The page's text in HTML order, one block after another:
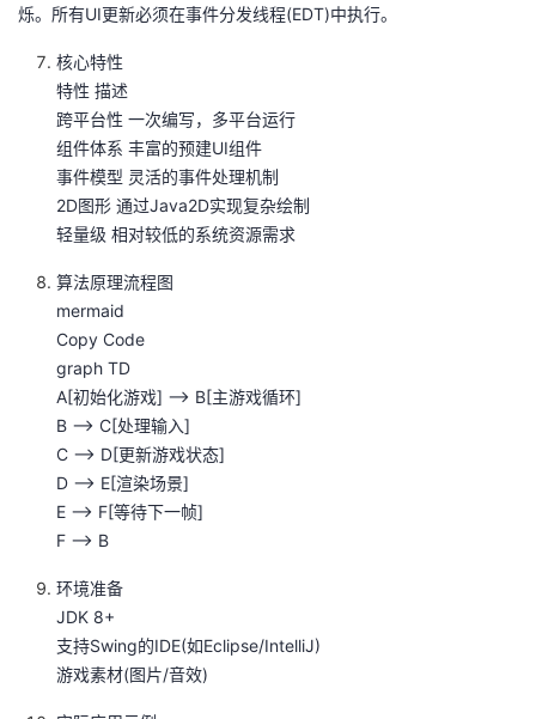
烁‌。所有UI更新必须在事件分发线程(EDT)中执行‌。
核心特性
特性 描述
跨平台性 一次编写，多平台运行‌
组件体系 丰富的预建UI组件‌
事件模型 灵活的事件处理机制‌
2D图形 通过Java2D实现复杂绘制‌
轻量级 相对较低的系统资源需求‌
算法原理流程图
mermaid
Copy Code
graph TD
A[初始化游戏] --> B[主游戏循环]
B --> C[处理输入]
C --> D[更新游戏状态]
D --> E[渲染场景]
E --> F[等待下一帧]
F --> B
环境准备
JDK 8+‌
支持Swing的IDE(如Eclipse/IntelliJ)‌
游戏素材(图片/音效)‌